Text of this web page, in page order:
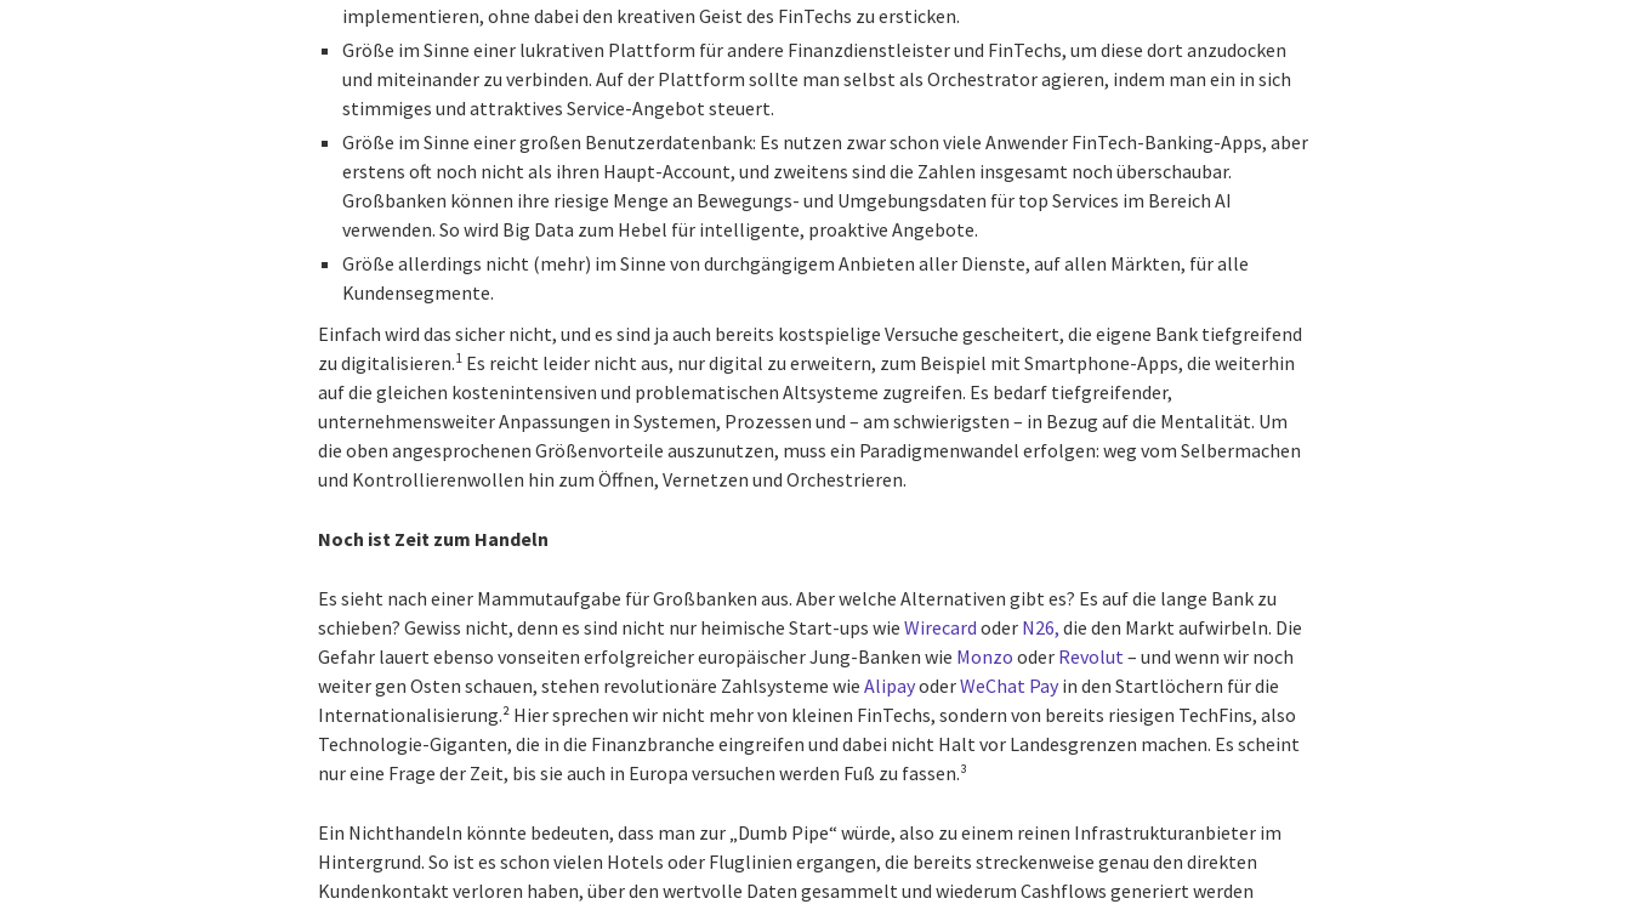
implementieren, ohne dabei den kreativen Geist des FinTechs zu ersticken.
Größe im Sinne einer lukrativen Plattform für andere Finanzdienstleister und FinTechs, um diese dort anzudocken
und miteinander zu verbinden. Auf der Plattform sollte man selbst als Orchestrator agieren, indem man ein in sich
stimmiges und attraktives Service-Angebot steuert.
Größe im Sinne einer großen Benutzerdatenbank: Es nutzen zwar schon viele Anwender FinTech-Banking-Apps, aber
erstens oft noch nicht als ihren Haupt-Account, und zweitens sind die Zahlen insgesamt noch überschaubar.
Großbanken können ihre riesige Menge an Bewegungs- und Umgebungsdaten für top Services im Bereich AI
verwenden. So wird Big Data zum Hebel für intelligente, proaktive Angebote.
Größe allerdings nicht (mehr) im Sinne von durchgängigem Anbieten aller Dienste, auf allen Märkten, für alle
Kundensegmente.
Einfach wird das sicher nicht, und es sind ja auch bereits kostspielige Versuche gescheitert, die eigene Bank tiefgreifend
zu digitalisieren.1 Es reicht leider nicht aus, nur digital zu erweitern, zum Beispiel mit Smartphone-Apps, die weiterhin
auf die gleichen kostenintensiven und problematischen Altsysteme zugreifen. Es bedarf tiefgreifender,
unternehmensweiter Anpassungen in Systemen, Prozessen und – am schwierigsten – in Bezug auf die Mentalität. Um
die oben angesprochenen Größenvorteile auszunutzen, muss ein Paradigmenwandel erfolgen: weg vom Selbermachen
und Kontrollierenwollen hin zum Öffnen, Vernetzen und Orchestrieren.
Noch ist Zeit zum Handeln
Es sieht nach einer Mammutaufgabe für Großbanken aus. Aber welche Alternativen gibt es? Es auf die lange Bank zu
schieben? Gewiss nicht, denn es sind nicht nur heimische Start-ups wieWirecard oder N26, die den Markt aufwirbeln. Die
Gefahr lauert ebenso vonseiten erfolgreicher europäischer Jung-Banken wie Monzo oder Revolut – und wenn wir noch
weiter gen Osten schauen, stehen revolutionäre Zahlsysteme wieAlipayoderWeChat Pay in den Startlöchern für die
Internationalisierung.² Hier sprechen wir nicht mehr von kleinen FinTechs, sondern von bereits riesigen TechFins, also
Technologie-Giganten, die in die Finanzbranche eingreifen und dabei nicht Halt vor Landesgrenzen machen. Es scheint
nur eine Frage der Zeit, bis sie auch in Europa versuchen werden Fuß zu fassen.³
Ein Nichthandeln könnte bedeuten, dass man zur „Dumb Pipe“ würde, also zu einem reinen Infrastrukturanbieter im
Hintergrund. So ist es schon vielen Hotels oder Fluglinien ergangen, die bereits streckenweise genau den direkten
Kundenkontakt verloren haben, über den wertvolle Daten gesammelt und wiederum Cashflows generiert werden